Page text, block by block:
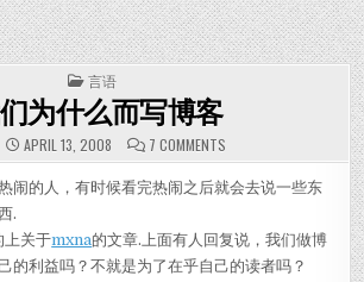
POSTED IN
言语
为什么而写博客
APRIL 13, 2008 7 COMMENTS ON 我们为什么而写博
闹的人，有时候看完热闹之后就会去说一些东
.
上关于mxna的文章.上面有人回复说，我们做博
的利益吗？不就是为了在乎自己的读者吗？